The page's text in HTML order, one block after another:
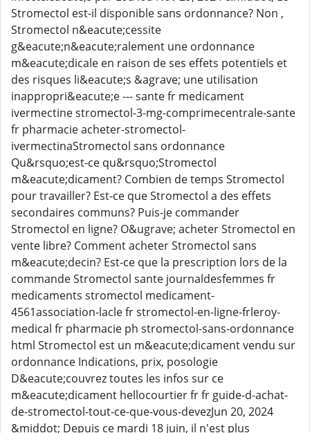
Stromectol est-il disponible sans ordonnance? Non ,
Stromectol n&eacute;cessite
g&eacute;n&eacute;ralement une ordonnance
m&eacute;dicale en raison de ses effets potentiels et
des risques li&eacute;s &agrave; une utilisation
inappropri&eacute;e --- sante fr medicament
ivermectine stromectol-3-mg-comprimecentrale-sante
fr pharmacie acheter-stromectol-
ivermectinaStromectol sans ordonnance
Qu&rsquo;est-ce qu&rsquo;Stromectol
m&eacute;dicament? Combien de temps Stromectol
pour travailler? Est-ce que Stromectol a des effets
secondaires communs? Puis-je commander
Stromectol en ligne? O&ugrave; acheter Stromectol en
vente libre? Comment acheter Stromectol sans
m&eacute;decin? Est-ce que la prescription lors de la
commande Stromectol sante journaldesfemmes fr
medicaments stromectol medicament-
4561association-lacle fr stromectol-en-ligne-frleroy-
medical fr pharmacie ph stromectol-sans-ordonnance
html Stromectol est un m&eacute;dicament vendu sur
ordonnance Indications, prix, posologie
D&eacute;couvrez toutes les infos sur ce
m&eacute;dicament hellocourtier fr fr guide-d-achat-
de-stromectol-tout-ce-que-vous-devezJun 20, 2024
&middot; Depuis ce mardi 18 juin, il n'est plus